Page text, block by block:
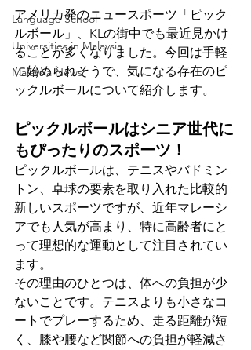
Language School
Universities in Malaysia
Malaysia News
アメリカ発のニュースポーツ「ピック
ルボール」、KLの街中でも最近見かけ
ることが多くなりました。今回は手軽
に始められそうで、気になる存在のピ
ックルボールについて紹介します。
ピックルボールはシニア世代に
もぴったりのスポーツ！
ピックルボールは、テニスやバドミン
トン、卓球の要素を取り入れた比較的
新しいスポーツですが、近年マレーシ
アでも人気が高まり、特に高齢者にと
って理想的な運動として注目されてい
ます。
その理由のひとつは、体への負担が少
ないことです。テニスよりも小さなコ
ートでプレーするため、走る距離が短
く、膝や腰など関節への負担が軽減さ